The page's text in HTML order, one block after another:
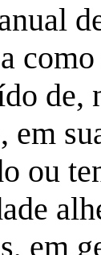
de,
em
ou
em